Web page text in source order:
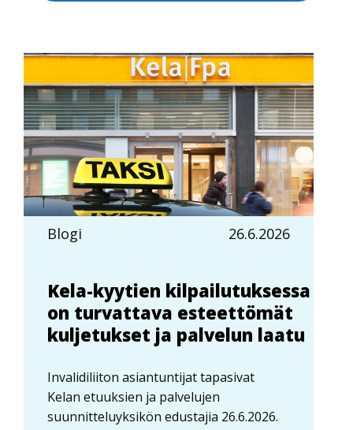
Blogi 26.6.2026
Kela-kyytien kilpailutuksessa
on turvattava esteettömät
kuljetukset ja palvelun laatu
Invalidiliiton asiantuntijat tapasivat
Kelan etuuksien ja palvelujen
suunnitteluyksikön edustajia 26.6.2026.